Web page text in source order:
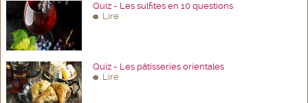
Quiz - Les sulfites en 10 questions
Lire
Quiz - Les pâtisseries orientales
Lire